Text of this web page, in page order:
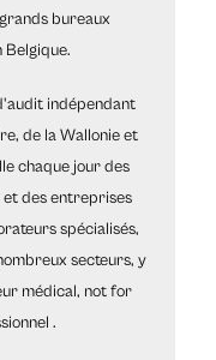
bureaux
indépendant
de la Wallonie et
chaque jour des
et des entreprises
spécialisés,
secteurs, y
médical, not for
.